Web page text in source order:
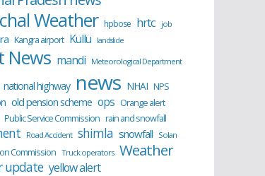
Weather hpbose hrtc job
Kangra airport Kullu landslide
News mandi Meteorological Department
national highway news NHAI NPS
old pension scheme ops Orange alert
Public Service Commission rain and snowfall
Road Accident shimla snowfall Solan
Commission Truck operators Weather
update yellow alert